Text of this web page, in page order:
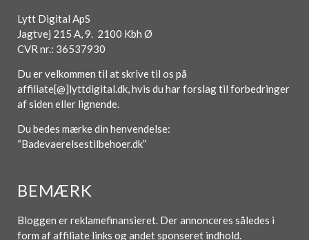
Lytt Digital ApS
Jagtvej 215 A, 9. 2100 Kbh Ø
CVR nr.: 36537930
Du er velkommen til at skrive til os på
affiliate[@]lyttdigital.dk, hvis du har forslag til forbedringer
af siden eller lignende.
Du bedes mærke din henvendelse:
“Badevaerelsestilbehoer.dk”
BEMÆRK
Bloggen er reklamefinansieret. Der annonceres således i
form af affiliate links og andet sponseret indhold.